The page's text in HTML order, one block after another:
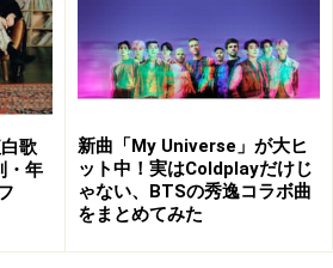
上半期にリリースされた楽曲。
いみょん「マリーゴールド」、そ
「Pretender」と「宿命」の4曲
JAPAN HOT 100 of the Year
りしています。
く背景には、コロナ禍で新譜の
プロモーションが大幅に減ってい
歌
・年
新曲「My Universe」が大ヒ
ット中！実はColdplayだけじ
ゃない、BTSの秀逸コラボ曲
をまとめてみた